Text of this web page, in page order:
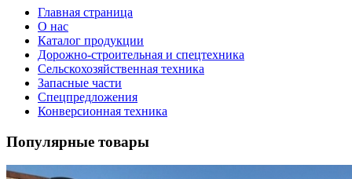
Главная страница
О нас
Каталог продукции
Дорожно-строительная и спецтехника
Сельскохозяйственная техника
Запасные части
Спецпредложения
Конверсионная техника
Популярные товары